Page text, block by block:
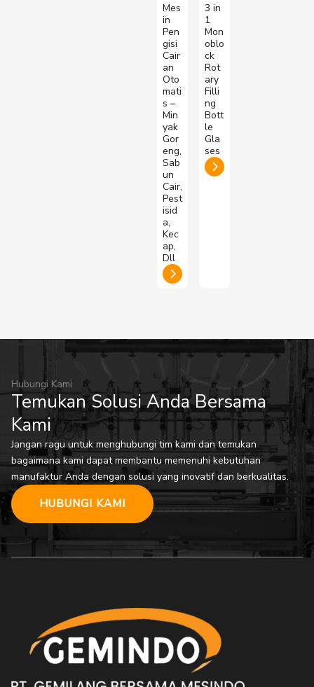
Mes
in
Pen
gisi
Cair
an
Oto
mati
s –
Min
yak
Gor
eng,
Sab
un
Cair,
Pest
isid
a,
Kec
ap,
Dll
3 in
1
Mon
oblo
ck
Rot
ary
Filli
ng
Bott
le
Gla
ses
Hubungi Kami
Temukan Solusi Anda Bersama
Kami
Jangan ragu untuk menghubungi tim kami dan temukan
bagaimana kami dapat membantu memenuhi kebutuhan
manufaktur Anda dengan solusi yang inovatif dan berkualitas.
HUBUNGI KAMI